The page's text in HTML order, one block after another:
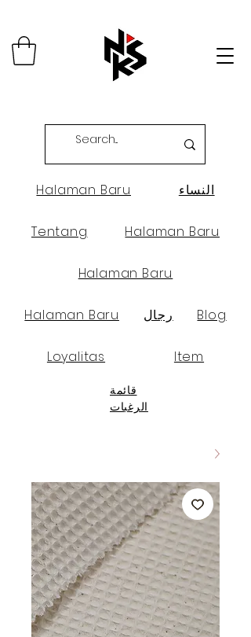
Halaman Baru النساء
Tentang Halaman Baru
Halaman Baru
Halaman Baru رجال Blog
Loyalitas Item
قائمة
الرغبات